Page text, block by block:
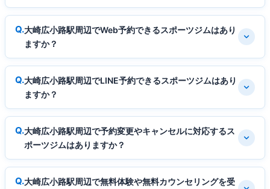
大崎広小路駅周辺でWeb予約できるスポーツジムはあり
ますか？
大崎広小路駅周辺でLINE予約できるスポーツジムはあり
ますか？
大崎広小路駅周辺で予約変更やキャンセルに対応するス
ポーツジムはありますか？
大崎広小路駅周辺で無料体験や無料カウンセリングを受